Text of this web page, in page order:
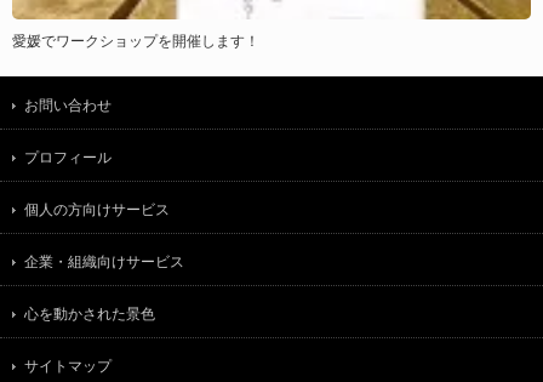
愛媛でワークショップを開催します！
お問い合わせ
プロフィール
個人の方向けサービス
企業・組織向けサービス
心を動かされた景色
サイトマップ